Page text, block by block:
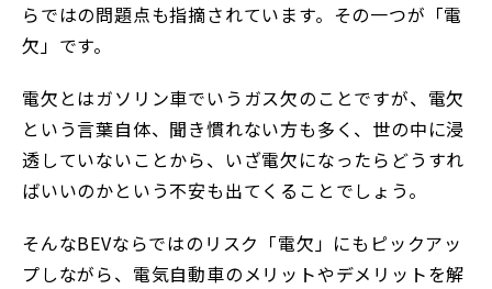
らではの問題点も指摘されています。その一つが「電
欠」です。
電欠とはガソリン車でいうガス欠のことですが、電欠
という言葉自体、聞き慣れない方も多く、世の中に浸
透していないことから、いざ電欠になったらどうすれ
ばいいのかという不安も出てくることでしょう。
そんなBEVならではのリスク「電欠」にもピックアッ
プしながら、電気自動車のメリットやデメリットを解